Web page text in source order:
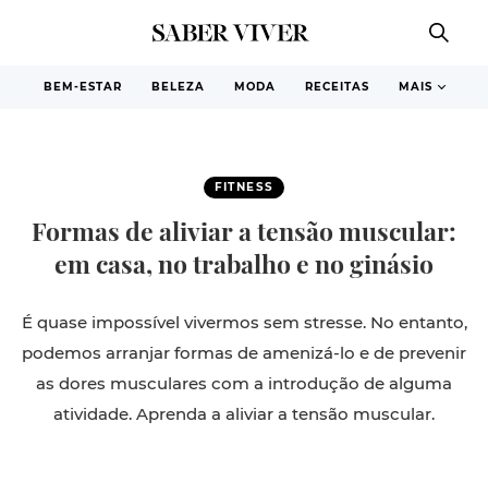
BEM-ESTAR BELEZA MODA RECEITAS MAIS
FITNESS
Formas de aliviar a tensão muscular:
em casa, no trabalho e no ginásio
É quase impossível vivermos sem stresse. No entanto,
podemos arranjar formas de amenizá-lo e de prevenir
as dores musculares com a introdução de alguma
atividade. Aprenda a aliviar a tensão muscular.